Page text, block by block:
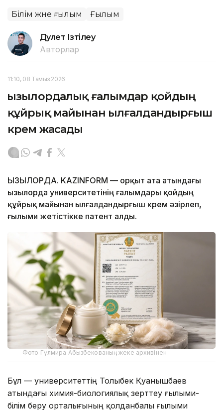
Білім және ғылым Ғылым
Дәулет Ізтілеу
Авторлар
11:10, 08 Тамыз 2026
Қызылордалық ғалымдар қойдың
құйрық майынан ылғалдандырғыш
крем жасады
ҚЫЗЫЛОРДА. KAZINFORM — Қорқыт ата атындағы
Қызылорда университетінің ғалымдары қойдың
құйрық майынан ылғалдандырғыш крем әзірлеп,
ғылыми жетістікке патент алды.
Фото Гүлмира Абызбекованың жеке архивінен
Бұл — университеттің Толыбек Қуанышбаев
атындағы химия-биологиялық зерттеу ғылыми-
білім беру орталығының қолданбалы ғылыми